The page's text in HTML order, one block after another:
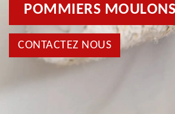
POMMIERS
CONTACTEZ NOUS